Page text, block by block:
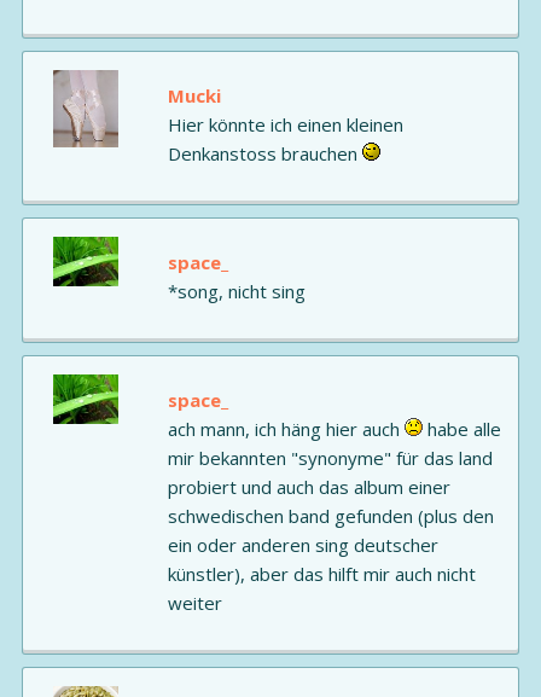
Mucki
Hier könnte ich einen kleinen
Denkanstoss brauchen
space_
*song, nicht sing
space_
ach mann, ich häng hier auch
habe alle
mir bekannten "synonyme" für das land
probiert und auch das album einer
schwedischen band gefunden (plus den
ein oder anderen sing deutscher
künstler), aber das hilft mir auch nicht
weiter